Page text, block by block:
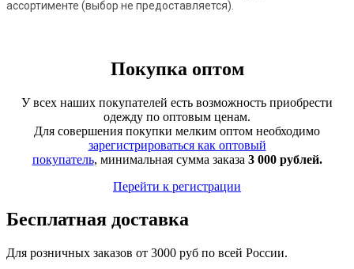
ассортименте (выбор не предоставляется).
Покупка оптом
У всех наших покупателей есть возможность приобрести
одежду по оптовым ценам.
Для совершения покупки мелким оптом необходимо
зарегистрироваться как оптовый
покупатель, минимальная сумма заказа 3 000 рублей.
Перейти к регистрации
Бесплатная доставка
Для розничных заказов от 3000 руб по всей России.